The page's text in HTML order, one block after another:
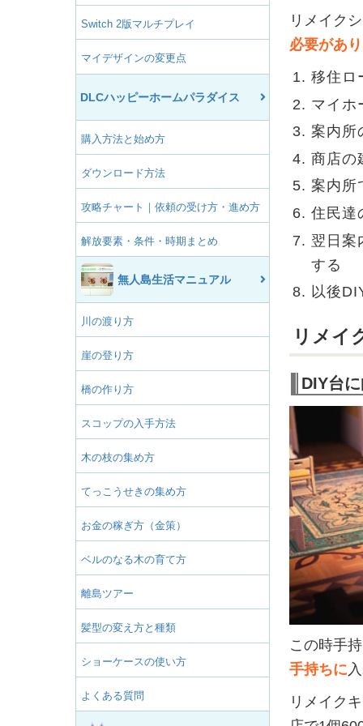
Switch 2版マルチプレイ
マイデザインの変更点
DLCハッピーホームパラダイス
購入方法と始め方
ダウンロード方法
攻略チャート｜依頼の受け方・進め方
解放要素・条件・時期まとめ
無人島生活マニュアル
川の渡り方
崖の登り方
橋の作り方
スコップの入手方法
木の枝の集め方
てっこうせきの集め方
お金の稼ぎ方（金策）
ベルのなる木の育て方
離島ツアー
髪型の変え方と種類
ショーケースの使い方
よくある質問
リメイク
必要があ
移住ロ
マイホ
案内所
商店の
案内所
住民達
翌日案
する
以後
リメイ
DIY台
この時手
手持ちに
リメイク